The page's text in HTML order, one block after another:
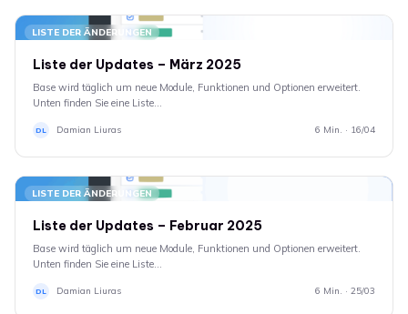
LISTE DER ÄNDERUNGEN
Liste der Updates – März 2025
Base wird täglich um neue Module, Funktionen und Optionen erweitert.
Unten finden Sie eine Liste…
DL Damian Liuras 6 Min. · 16/04
LISTE DER ÄNDERUNGEN
Liste der Updates – Februar 2025
Base wird täglich um neue Module, Funktionen und Optionen erweitert.
Unten finden Sie eine Liste…
DL Damian Liuras 6 Min. · 25/03